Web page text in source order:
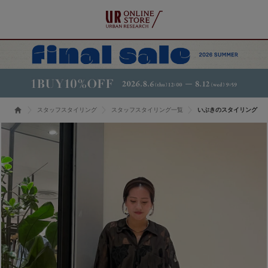
スタッフスタイリング スタッフスタイリング一覧 いぶきのスタイリング